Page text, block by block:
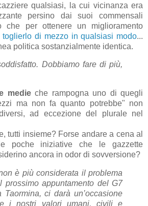
qualsiasi, la cui vicinanza era
persino dai suoi commensali
che per ottenere un miglioramento
toglierlo di mezzo in qualsiasi modo...
politica sostanzialmente identica.
Dobbiamo fare di più,
medieche rampogna uno di quegli
ma non fa quanto potrebbe" non
ad eccezione del plurale nel
tutti insieme? Forse andare a cena al
poche iniziative che le gazzette
ancora in odor di sovversione?
è più considerata il problema
prossimo appuntamento del G7
Taormina, ci darà un’occasione
i nostri valori umani, civili e